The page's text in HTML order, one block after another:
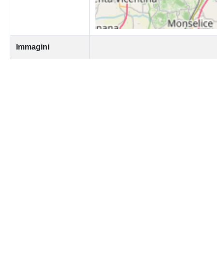
Immagini